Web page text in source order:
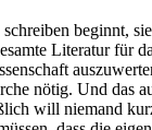
beginnt,
Literatur für
nötig. Und das
will niemand